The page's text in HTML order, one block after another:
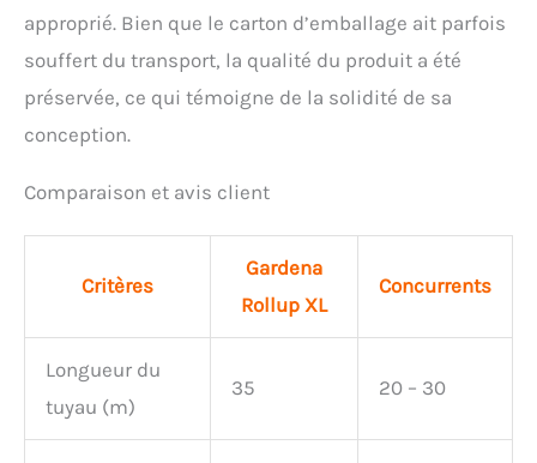
approprié. Bien que le carton d’emballage ait parfois
souffert du transport, la qualité du produit a été
préservée, ce qui témoigne de la solidité de sa
conception.
Comparaison et avis client
Critères
Gardena
Rollup XL
Concurrents
Longueur du
tuyau (m)
35 20 – 30